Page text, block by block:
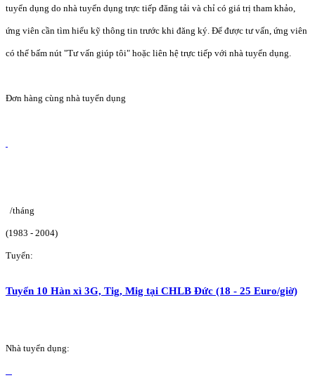
tuyển dụng do nhà tuyển dụng trực tiếp đăng tải và chỉ có giá trị tham khảo,
ứng viên cần tìm hiểu kỹ thông tin trước khi đăng ký. Để được tư vấn, ứng viên
có thể bấm nút "Tư vấn giúp tôi" hoặc liên hệ trực tiếp với nhà tuyển dụng.
Đơn hàng cùng nhà tuyển dụng
/tháng
(1983 - 2004)
Tuyển:
Tuyển 10 Hàn xì 3G, Tig, Mig tại CHLB Đức (18 - 25 Euro/giờ)
Nhà tuyển dụng: